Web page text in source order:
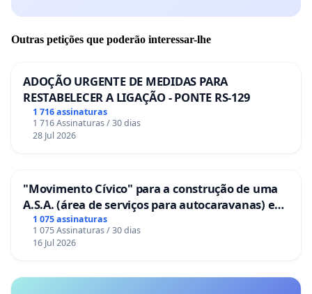
Outras petições que poderão interessar-lhe
ADOÇÃO URGENTE DE MEDIDAS PARA
RESTABELECER A LIGAÇÃO - PONTE RS-129
1 716 assinaturas
1 716 Assinaturas / 30 dias
28 Jul 2026
"Movimento Cívico" para a construção de uma
A.S.A. (área de serviços para autocaravanas) em
Coimbra
1 075 assinaturas
1 075 Assinaturas / 30 dias
16 Jul 2026